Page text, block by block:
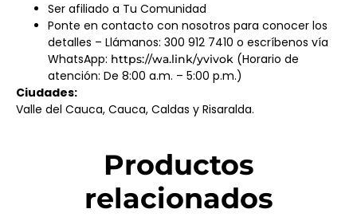
Ser afiliado a Tu Comunidad
Ponte en contacto con nosotros para conocer los
detalles – Llámanos: 300 912 7410 o escríbenos vía
WhatsApp: https://wa.link/yvivok (Horario de
atención: De 8:00 a.m. – 5:00 p.m.)
Ciudades:
Valle del Cauca, Cauca, Caldas y Risaralda.
Productos
relacionados